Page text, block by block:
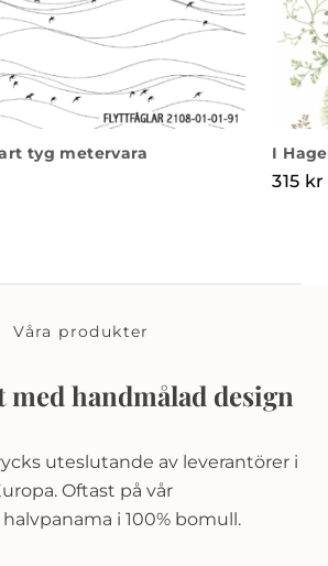
tyg metervara I
315 kr
Våra produkter
handmålad design
uteslutande av leverantörer i
Oftast på vår
halvpanama i 100% bomull.